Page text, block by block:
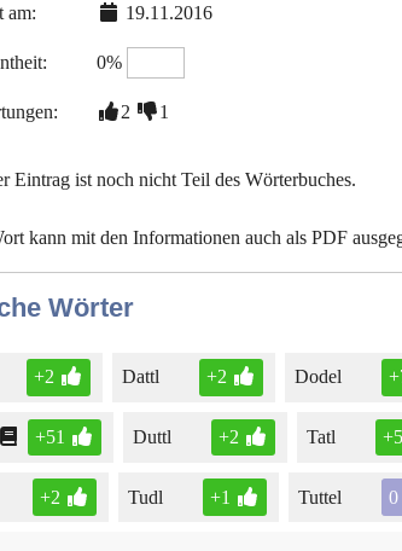
am: 19.11.2016
0%
2 1
Eintrag ist noch nicht Teil des Wörterbuches.
kann mit den Informationen auch als PDF
Wörter
+2 Dattl +2 Dodel
+51 Duttl +2 Tatl +5
+2 Tudl +1 Tuttel 0